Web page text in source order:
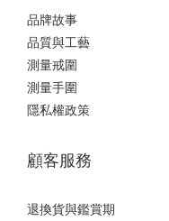
品牌故事
品質與工藝
測量戒圍
測量手圍
隱私權政策
顧客服務
退換貨與鑑賞期